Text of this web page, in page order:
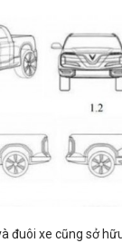
đuôi xe cũng sở